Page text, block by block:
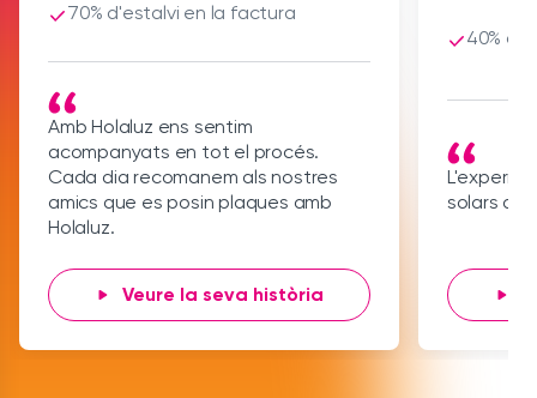
70% d'estalvi en la factura
Amb Holaluz ens sentim
acompanyats en tot el procés.
Cada dia recomanem als nostres
amics que es posin plaques amb
Holaluz.
Veure la seva història
40%
solars